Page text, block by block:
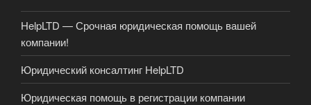
HelpLTD — Срочная юридическая помощь вашей
компании!
Юридический консалтинг HelpLTD
Юридическая помощь в регистрации компании